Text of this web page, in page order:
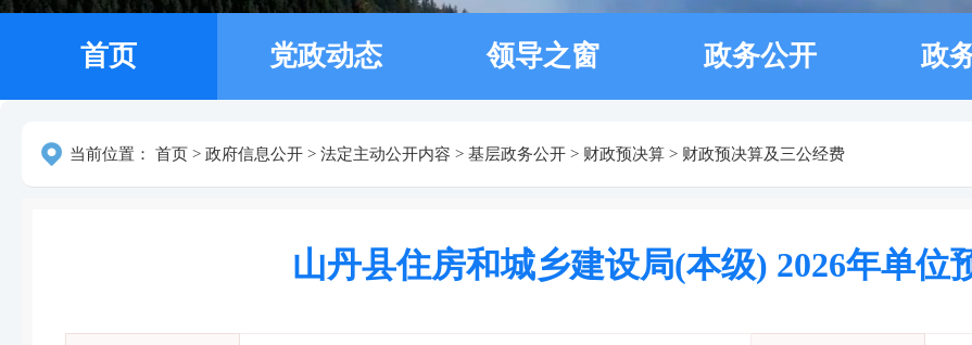
首页 党政动态 领导之窗 政务公开 政
当前位置： 首页 > 政府信息公开 > 法定主动公开内容 > 基层政务公开 > 财政预决算 > 财政预决算及三公经费
山丹县住房和城乡建设局(本级) 2026年单位